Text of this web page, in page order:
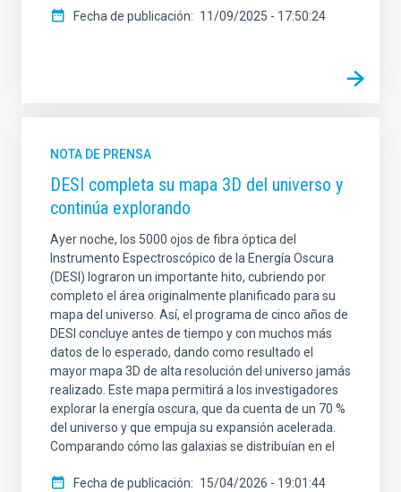
Fecha de publicación 11/09/2025 - 17:50:24
NOTA DE PRENSA
DESI completa su mapa 3D del universo y
continúa explorando
Ayer noche, los 5000 ojos de fibra óptica del
Instrumento Espectroscópico de la Energía Oscura
(DESI) lograron un importante hito, cubriendo por
completo el área originalmente planificado para su
mapa del universo. Así, el programa de cinco años de
DESI concluye antes de tiempo y con muchos más
datos de lo esperado, dando como resultado el
mayor mapa 3D de alta resolución del universo jamás
realizado. Este mapa permitirá a los investigadores
explorar la energía oscura, que da cuenta de un 70 %
del universo y que empuja su expansión acelerada.
Comparando cómo las galaxias se distribuían en el
Fecha de publicación 15/04/2026 - 19:01:44